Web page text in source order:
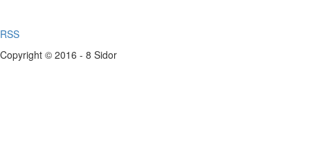
RSS
Copyright © 2016 - 8 Sidor